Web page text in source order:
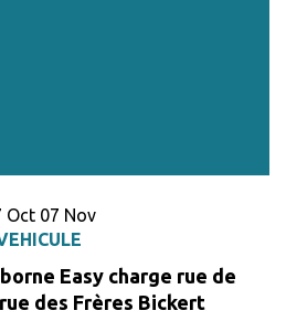
Octobre
au
07 Novembre
Easy charge rue de
des Frères Bickert